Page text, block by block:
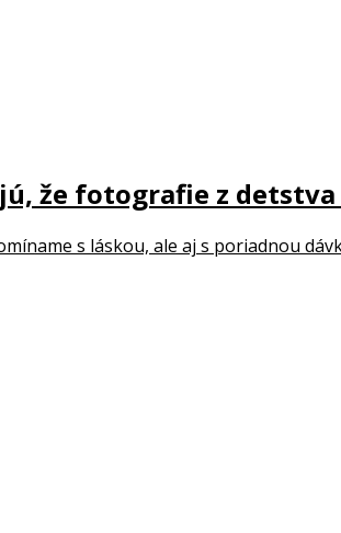
že fotografie z
s láskou, ale aj s poriadnou